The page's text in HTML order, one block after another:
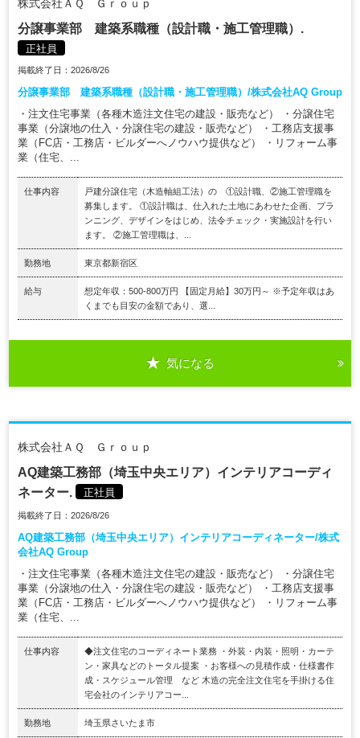
株式会社ＡＱ Ｇｒｏｕｐ
分譲事業部 建築系職種（設計職・施工管理職）.
正社員
掲載終了日：2026/8/26
分譲事業部 建築系職種（設計職・施工管理職）/株式会社AQ Group
・注文住宅事業（各種木造注文住宅の建設・販売など） ・分譲住宅
事業（分譲地の仕入・分譲住宅の建設・販売など） ・工務店支援事
業（FC店・工務店・ビルダーへノウハウ提供など） ・リフォーム事
業（住宅、...
仕事内容
戸建分譲住宅（木造軸組工法）の ①設計職、②施工管理職を
募集します。 ①設計職は、仕入れた土地にあわせた企画、プラ
ンニング、デザインをはじめ、法令チェック・実施設計を行い
ます。 ②施工管理職は、...
勤務地 東京都新宿区
給与
想定年収：500-800万円 【固定月給】30万円～ ※予定年収はあ
くまでも目安の金額であり、選...
気になる
株式会社ＡＱ Ｇｒｏｕｐ
AQ建築工務部（埼玉中央エリア）インテリアコーディ
ネーター.
正社員
掲載終了日：2026/8/26
AQ建築工務部（埼玉中央エリア）インテリアコーディネーター/株式
会社AQ Group
・注文住宅事業（各種木造注文住宅の建設・販売など） ・分譲住宅
事業（分譲地の仕入・分譲住宅の建設・販売など） ・工務店支援事
業（FC店・工務店・ビルダーへノウハウ提供など） ・リフォーム事
業（住宅、...
仕事内容
◆注文住宅のコーディネート業務 ・外装・内装・照明・カーテ
ン・家具などのトータル提案 ・お客様への見積作成・仕様書作
成・スケジュール管理 など 木造の完全注文住宅を手掛ける住
宅会社のインテリアコー...
勤務地 埼玉県さいたま市